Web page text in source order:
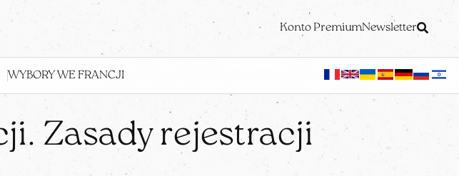
Konto PremiumNewsletter
WYBORY WE FRANCJI
Zasady rejestracji